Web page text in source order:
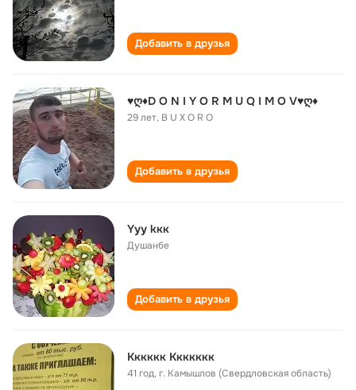
Добавить в друзья
♥ღ♦D O N I Y O R M U Q I M O V♥ღ♦
29 лет, B U X O R O
Добавить в друзья
Yуу kкк
Душанбе
Добавить в друзья
Kккккк Kкккккк
41 год,г. Камышлов (Свердловская область)